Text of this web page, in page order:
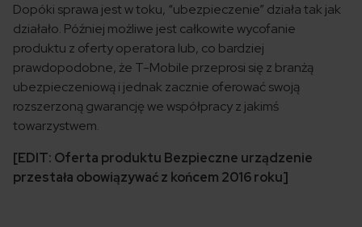
Dopóki sprawa jest w toku, “ubezpieczenie” działa tak jak
działało. Później możliwe jest całkowite wycofanie
produktu z oferty operatora lub, co bardziej
prawdopodobne, że T-Mobile przeprosi się z branżą
ubezpieczeniową i jednak zacznie oferować swoją
rozszerzoną gwarancję we współpracy z jakimś
towarzystwem.
[EDIT: Oferta produktu Bezpieczne urządzenie
przestała obowiązywać z końcem 2016 roku]